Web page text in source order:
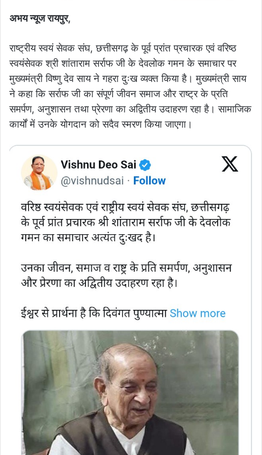
अभय न्यूज रायपुर,
राष्ट्रीय स्वयं सेवक संघ, छत्तीसगढ़ के पूर्व प्रांत प्रचारक एवं वरिष्ठ
स्वयंसेवक श्री शांताराम सर्राफ जी के देवलोक गमन के समाचार पर
मुख्यमंत्री विष्णु देव साय ने गहरा दुःख व्यक्त किया है। मुख्यमंत्री साय
ने कहा कि सर्राफ जी का संपूर्ण जीवन समाज और राष्ट्र के प्रति
समर्पण, अनुशासन तथा प्रेरणा का अद्वितीय उदाहरण रहा है। सामाजिक
कार्यों में उनके योगदान को सदैव स्मरण किया जाएगा।